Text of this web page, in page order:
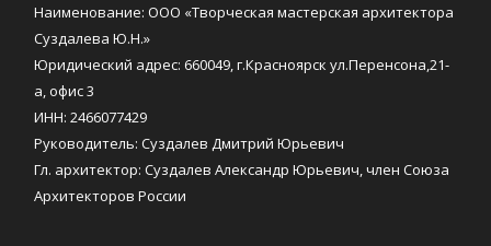
Наименование: ООО «Творческая мастерская архитектора
Суздалева Ю.Н.»
Юридический адрес: 660049, г.Красноярск ул.Перенсона,21-
а, офис 3
ИНН: 2466077429
Руководитель: Суздалев Дмитрий Юрьевич
Гл. архитектор: Суздалев Александр Юрьевич, член Союза
Архитекторов России